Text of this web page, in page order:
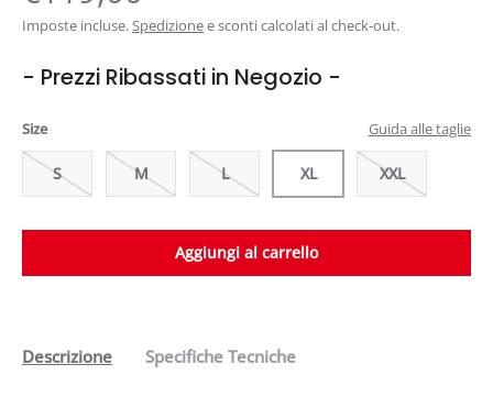
Imposte incluse. Spedizionee sconti calcolati al check-out.
- Prezzi Ribassati in Negozio -
Size Guida alle taglie
S M L XL XXL
Aggiungi al carrello
Descrizione Specifiche Tecniche